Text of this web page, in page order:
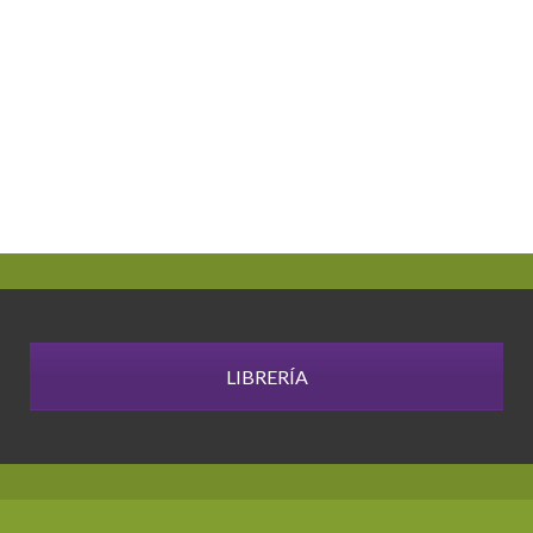
LIBRERÍA